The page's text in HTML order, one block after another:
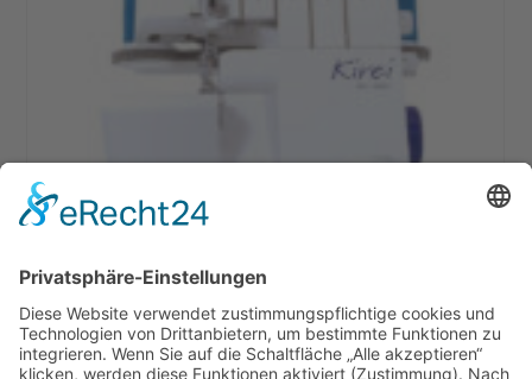
Juki Kirei MO-214 Overlock Maschine
799,00€